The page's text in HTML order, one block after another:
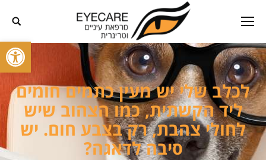
פתח
לכלב שלי יש מעין כתמים חומים
ליד הקשתית, כמו הצהוב שיש
לחולי צהבת, רק בצבע חום. יש
סיבה לדאגה?